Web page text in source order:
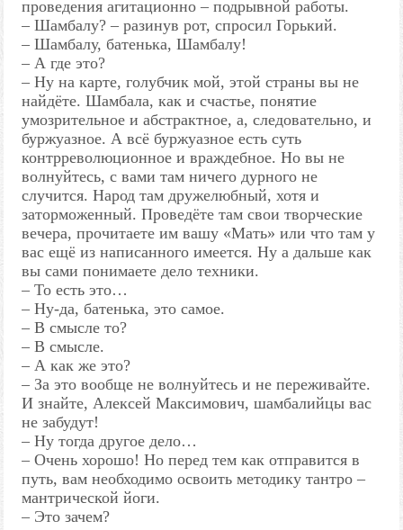
проведения агитационно – подрывной работы.
– Шамбалу? – разинув рот, спросил Горький.
– Шамбалу, батенька, Шамбалу!
– А где это?
– Ну на карте, голубчик мой, этой страны вы не
найдёте. Шамбала, как и счастье, понятие
умозрительное и абстрактное, а, следовательно, и
буржуазное. А всё буржуазное есть суть
контрреволюционное и враждебное. Но вы не
волнуйтесь, с вами там ничего дурного не
случится. Народ там дружелюбный, хотя и
заторможенный. Проведёте там свои творческие
вечера, прочитаете им вашу «Мать» или что там у
вас ещё из написанного имеется. Ну а дальше как
вы сами понимаете дело техники.
– То есть это…
– Ну-да, батенька, это самое.
– В смысле то?
– В смысле.
– А как же это?
– За это вообще не волнуйтесь и не переживайте.
И знайте, Алексей Максимович, шамбалийцы вас
не забудут!
– Ну тогда другое дело…
– Очень хорошо! Но перед тем как отправится в
путь, вам необходимо освоить методику тантро –
мантрической йоги.
– Это зачем?